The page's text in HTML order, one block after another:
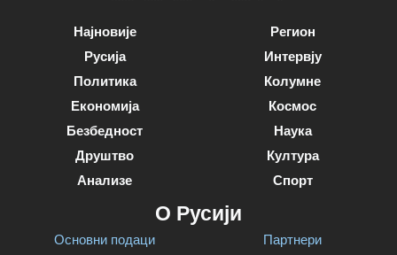
Најновије
Русија
Политика
Економија
Безбедност
Друштво
Анализе
Регион
Интервју
Колумне
Космос
Наука
Култура
Спорт
О Русији
Основни подаци Партнери